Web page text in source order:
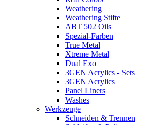
Weathering
Weathering Stifte
ABT 502 Oils
Spezial-Farben
True Metal
Xtreme Metal
Dual Exo
3GEN Acrylics - Sets
3GEN Acrylics
Panel Liners
Washes
Werkzeuge
Schneiden & Trennen